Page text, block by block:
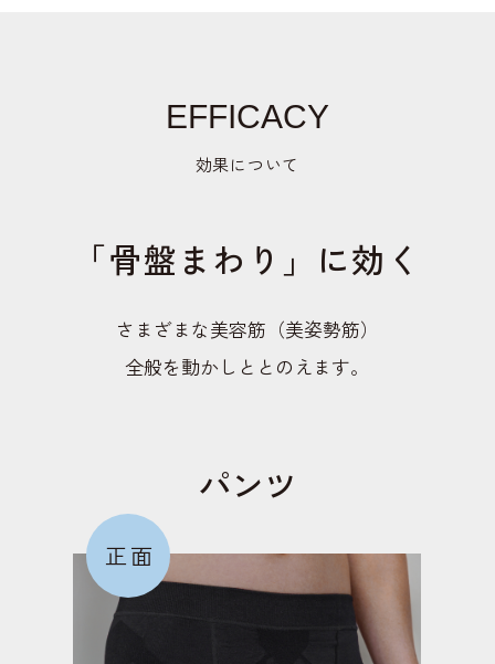
EFFICACY
効果について
「骨盤まわり」に効く
さまざまな美容筋（美姿勢筋）
全般を動かしととのえます。
パンツ
正面